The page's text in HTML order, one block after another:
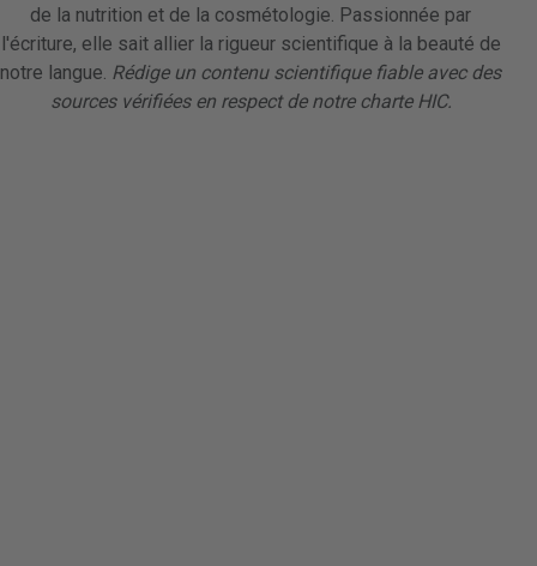
de la nutrition et de la cosmétologie. Passionnée par
l'écriture, elle sait allier la rigueur scientifique à la beauté de
notre langue. Rédige un contenu scientifique fiable avec des
sources vérifiées en respect de notre charte HIC.